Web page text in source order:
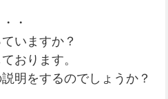
・
いますか？
おります。
明をするのでしょうか？